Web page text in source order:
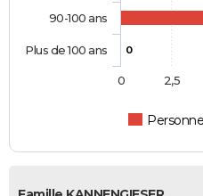
0
90-100 ans
Plus de 100 ans
0 2,5